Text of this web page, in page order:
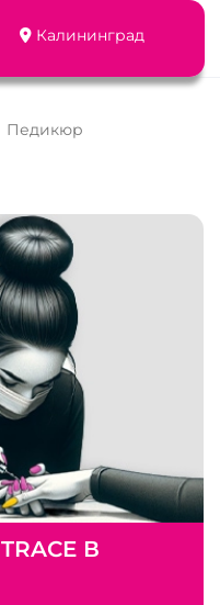
Калининград
Педикюр
В